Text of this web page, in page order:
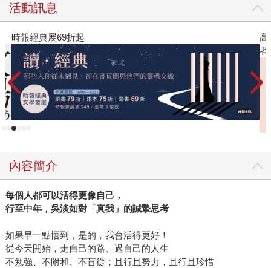
活動訊息
高功能倖存者：如果不「有用」，我還值得被愛嗎？（限量作
者親簽版）
內容簡介
每個人都可以活得更像自己，
行至中年，吳淡如對「真我」的誠摯思考
如果早一點悟到，是的，我會活得更好！
從今天開始，走自己的路、過自己的人生
不勉強、不附和、不盲從；且行且努力，且行且珍惜